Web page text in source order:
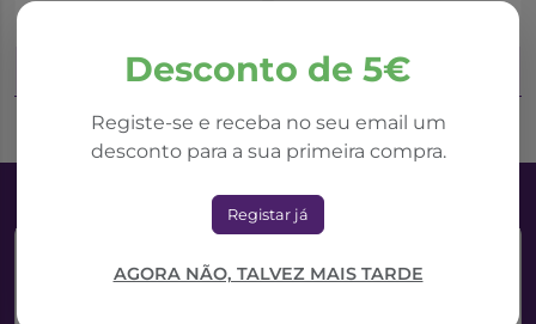
Desconto de 5€
Registe-se e receba no seu email um
desconto para a sua primeira compra.
Registar já
AGORA NÃO, TALVEZ MAIS TARDE
Adicionar ao Carrinho Adicionar ao Carrinho